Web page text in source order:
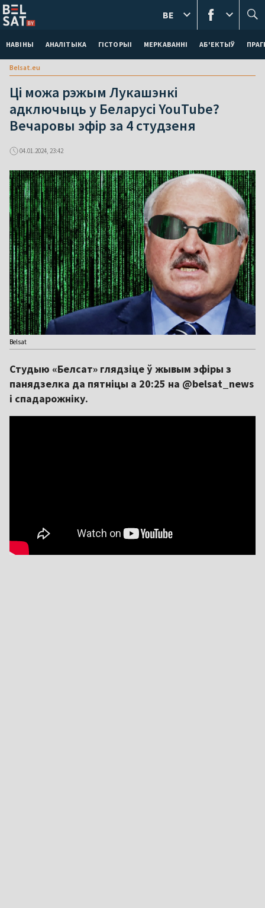
НАВІНЫ АНАЛІТЫКА ГІСТОРЫІ МЕРКАВАННI АБ'ЕКТЫЎ
BE
Belsat.eu
Ці можа рэжым Лукашэнкі
адключыць у Беларусі YouTube?
Вечаровы эфір за 4 студзеня
04.01.2024, 23:42
Belsat
Студыю «Белсат» глядзіце ў жывым эфіры з
панядзелка да пятніцы а 20:25 на @belsat_news
і спадарожніку.